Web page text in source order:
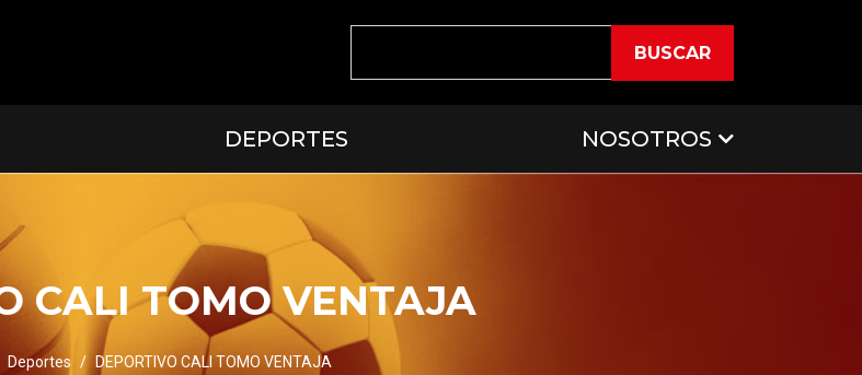
BUSCAR
DEPORTES NOSOTROS
CALI TOMO VENTAJA
Deportes DEPORTIVO CALI TOMO VENTAJA